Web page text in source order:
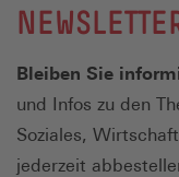
Bleiben Sie
und Infos zu den
Soziales,
jederzeit